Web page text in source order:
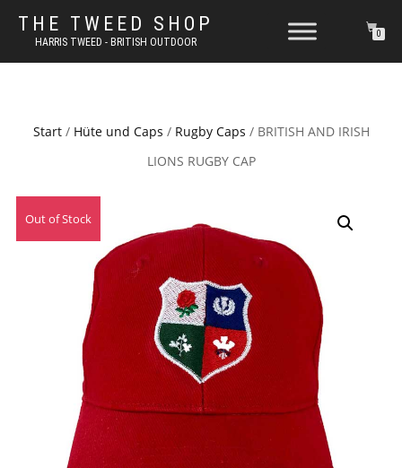
THE TWEED SHOP
HARRIS TWEED - BRITISH OUTDOOR
0
Start/ Hüte und Caps / Rugby Caps / BRITISH AND IRISH
LIONS RUGBY CAP
Out of Stock